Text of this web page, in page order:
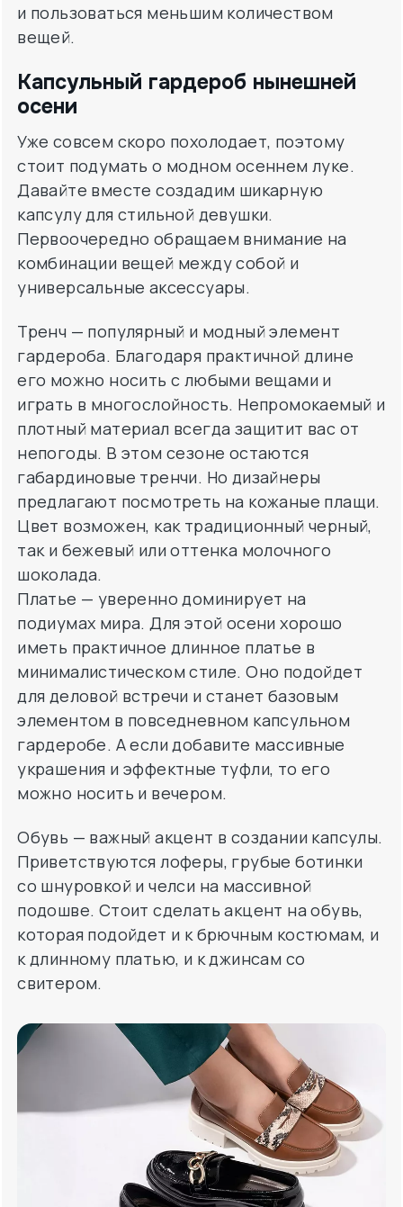
и пользоваться меньшим количеством
вещей.
Капсульный гардероб нынешней
осени
Уже совсем скоро похолодает, поэтому
стоит подумать о модном осеннем луке.
Давайте вместе создадим шикарную
капсулу для стильной девушки.
Первоочередно обращаем внимание на
комбинации вещей между собой и
универсальные аксессуары.
Тренч — популярный и модный элемент
гардероба. Благодаря практичной длине
его можно носить с любыми вещами и
играть в многослойность. Непромокаемый и
плотный материал всегда защитит вас от
непогоды. В этом сезоне остаются
габардиновые тренчи. Но дизайнеры
предлагают посмотреть на кожаные плащи.
Цвет возможен, как традиционный черный,
так и бежевый или оттенка молочного
шоколада.
Платье — уверенно доминирует на
подиумах мира. Для этой осени хорошо
иметь практичное длинное платье в
минималистическом стиле. Оно подойдет
для деловой встречи и станет базовым
элементом в повседневном капсульном
гардеробе. А если добавите массивные
украшения и эффектные туфли, то его
можно носить и вечером.
Обувь — важный акцент в создании капсулы.
Приветствуются лоферы, грубые ботинки
со шнуровкой и челси на массивной
подошве. Стоит сделать акцент на обувь,
которая подойдет и к брючным костюмам, и
к длинному платью, и к джинсам со
свитером.